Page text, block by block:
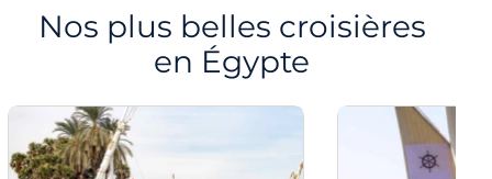
Nos plus belles croisières
en Égypte